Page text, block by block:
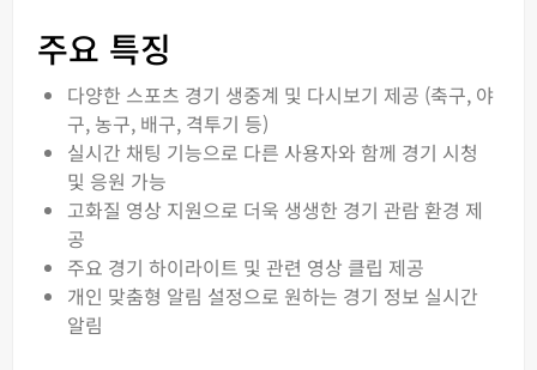
주요 특징
다양한 스포츠 경기 생중계 및 다시보기 제공 (축구, 야
구, 농구, 배구, 격투기 등)
실시간 채팅 기능으로 다른 사용자와 함께 경기 시청
및 응원 가능
고화질 영상 지원으로 더욱 생생한 경기 관람 환경 제
공
주요 경기 하이라이트 및 관련 영상 클립 제공
개인 맞춤형 알림 설정으로 원하는 경기 정보 실시간
알림